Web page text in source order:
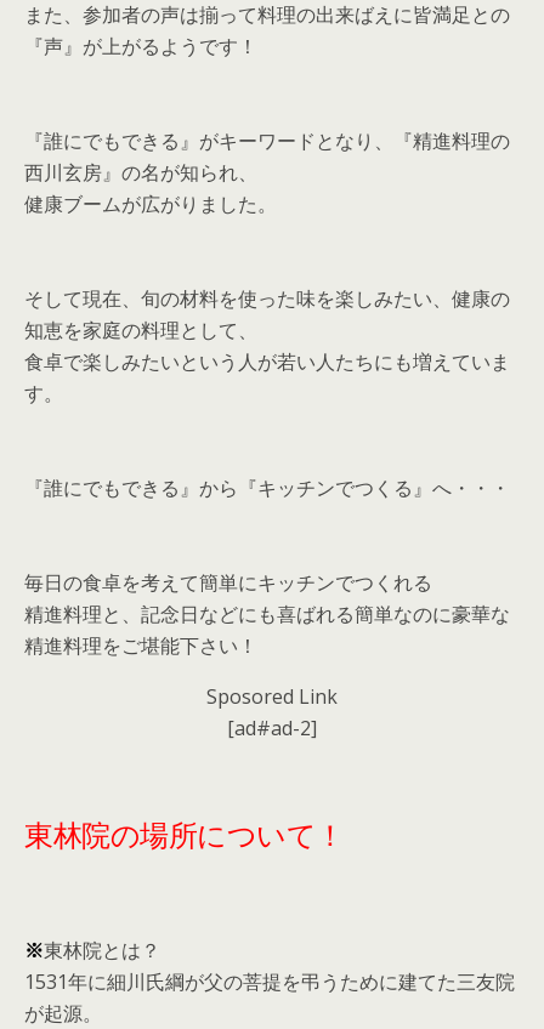
また、参加者の声は揃って料理の出来ばえに皆満足との
『声』が上がるようです！
『誰にでもできる』がキーワードとなり、『精進料理の
西川玄房』の名が知られ、
健康ブームが広がりました。
そして現在、旬の材料を使った味を楽しみたい、健康の
知恵を家庭の料理として、
食卓で楽しみたいという人が若い人たちにも増えていま
す。
『誰にでもできる』から『キッチンでつくる』へ・・・
毎日の食卓を考えて簡単にキッチンでつくれる
精進料理と、記念日などにも喜ばれる簡単なのに豪華な
精進料理をご堪能下さい！
Sposored Link
[ad#ad-2]
東林院の場所について！
※東林院とは？
1531年に細川氏綱が父の菩提を弔うために建てた三友院
が起源。